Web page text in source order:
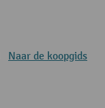
Naar de koopgids